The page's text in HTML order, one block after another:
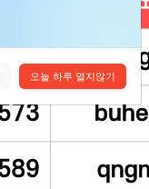
오늘 하루 열지않기